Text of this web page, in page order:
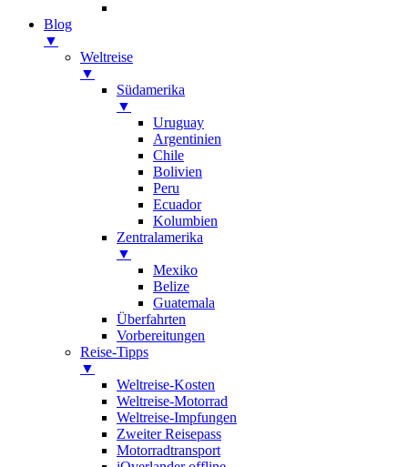
Blog
▼
Weltreise
▼
Südamerika
▼
Uruguay
Argentinien
Chile
Bolivien
Peru
Ecuador
Kolumbien
Zentralamerika
▼
Mexiko
Belize
Guatemala
Überfahrten
Vorbereitungen
Reise-Tipps
▼
Weltreise-Kosten
Weltreise-Motorrad
Weltreise-Impfungen
Zweiter Reisepass
Motorradtransport